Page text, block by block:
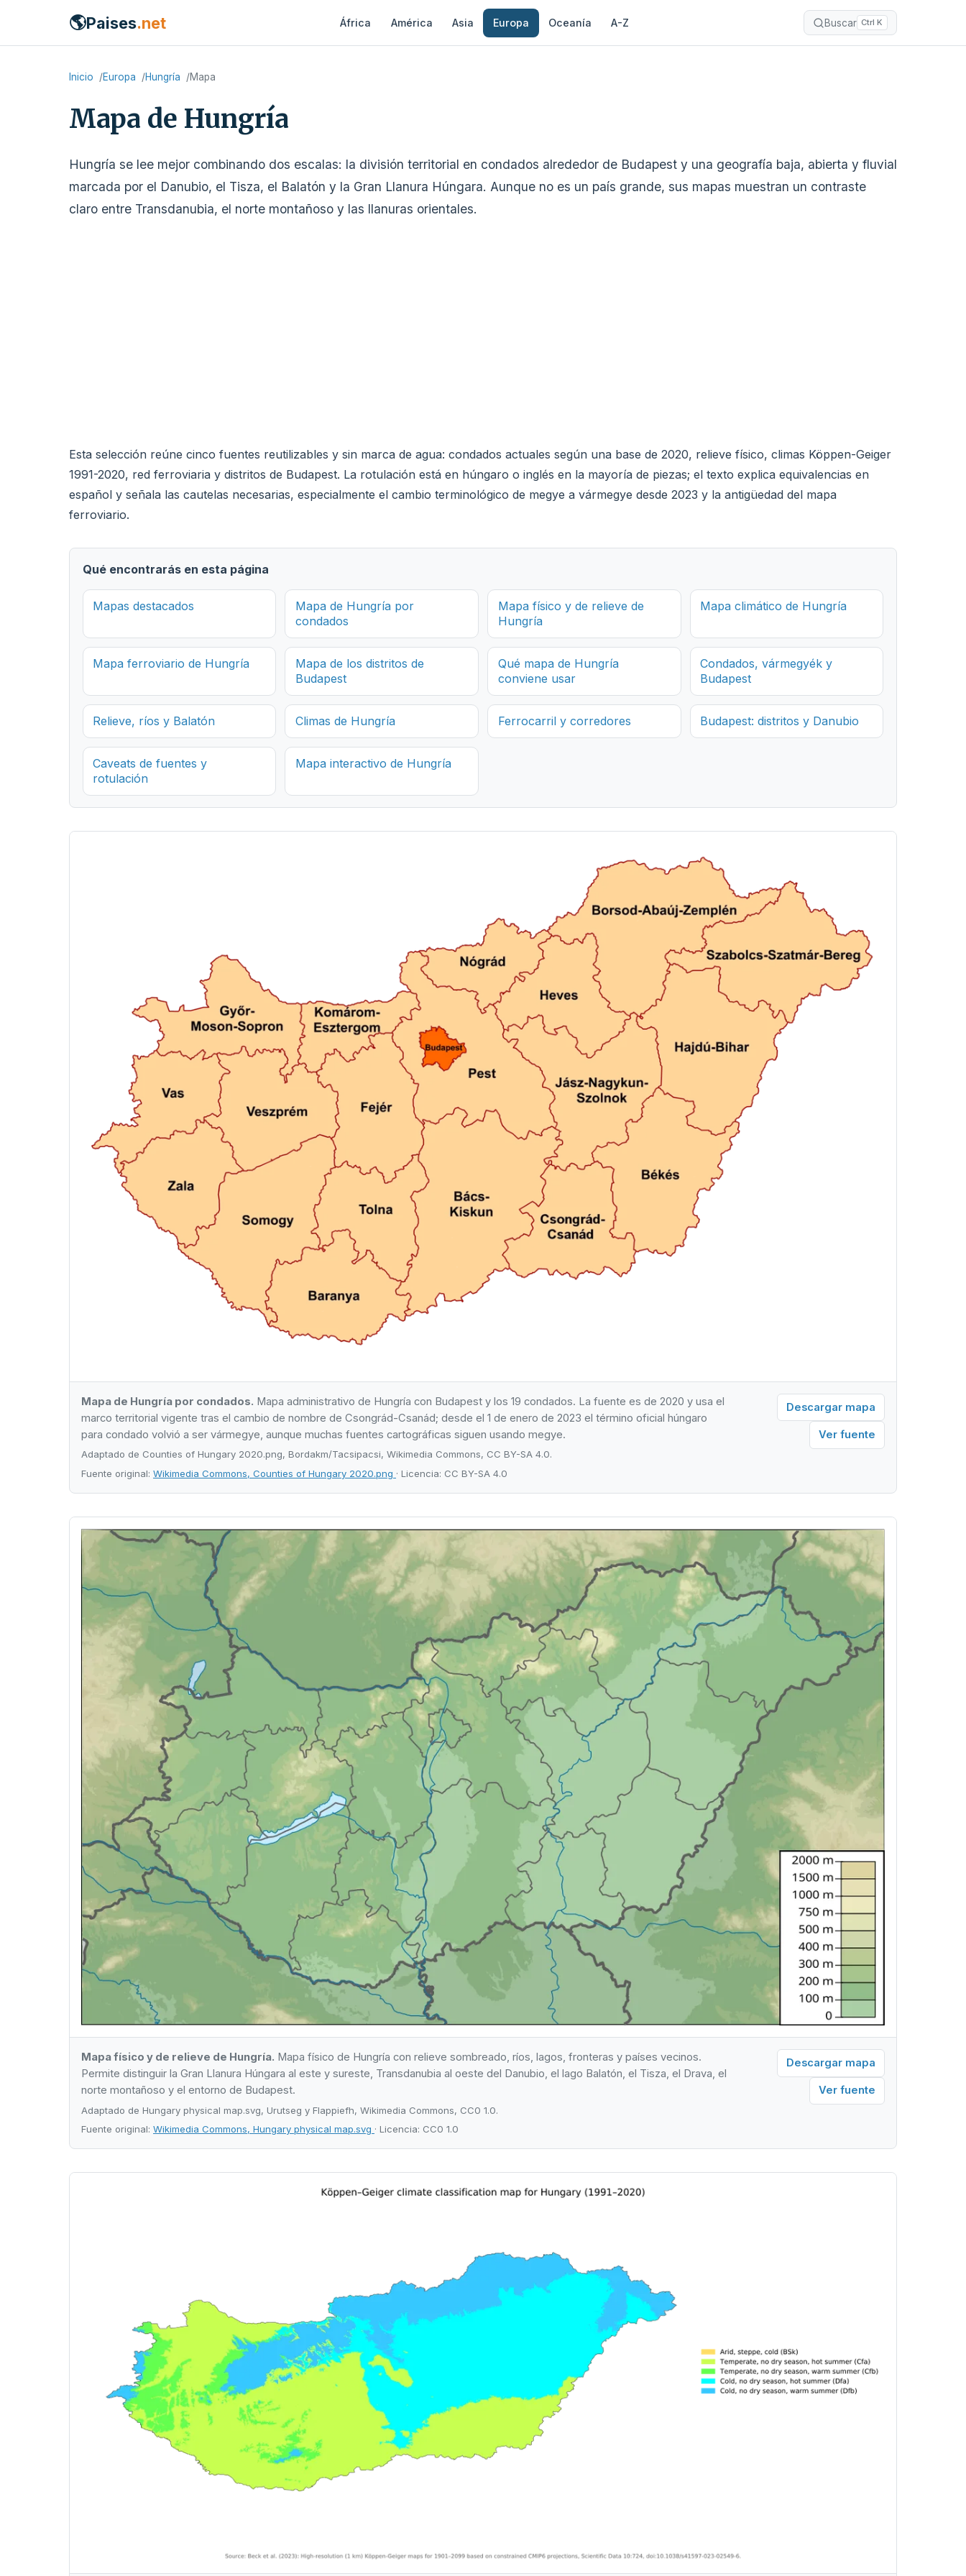
🌎Paises.net África América Asia Europa Oceanía A-Z Buscar Ctrl K
Inicio Europa Hungría Mapa
Mapa de Hungría
Hungría se lee mejor combinando dos escalas: la división territorial en condados alrededor de Budapest y una geografía baja, abierta y fluvial
marcada por el Danubio, el Tisza, el Balatón y la Gran Llanura Húngara. Aunque no es un país grande, sus mapas muestran un contraste
claro entre Transdanubia, el norte montañoso y las llanuras orientales.
Esta selección reúne cinco fuentes reutilizables y sin marca de agua: condados actuales según una base de 2020, relieve físico, climas Köppen-Geiger
1991-2020, red ferroviaria y distritos de Budapest. La rotulación está en húngaro o inglés en la mayoría de piezas; el texto explica equivalencias en
español y señala las cautelas necesarias, especialmente el cambio terminológico de megye a vármegye desde 2023 y la antigüedad del mapa
ferroviario.
Qué encontrarás en esta página
Mapas destacados
Mapa de Hungría por
condados
Mapa físico y de relieve de
Hungría
Mapa climático de Hungría
Mapa ferroviario de Hungría
Mapa de los distritos de
Budapest
Qué mapa de Hungría
conviene usar
Condados, vármegyék y
Budapest
Relieve, ríos y Balatón Climas de Hungría Ferrocarril y corredores Budapest: distritos y Danubio
Caveats de fuentes y
rotulación
Mapa interactivo de Hungría
Mapa de Hungría por condados. Mapa administrativo de Hungría con Budapest y los 19 condados. La fuente es de 2020 y usa el
marco territorial vigente tras el cambio de nombre de Csongrád-Csanád; desde el 1 de enero de 2023 el término oficial húngaro
para condado volvió a ser vármegye, aunque muchas fuentes cartográficas siguen usando megye.
Adaptado de Counties of Hungary 2020.png, Bordakm/Tacsipacsi, Wikimedia Commons, CC BY-SA 4.0.
Fuente original: Wikimedia Commons, Counties of Hungary 2020.png · Licencia: CC BY-SA 4.0
Descargar mapa
Ver fuente
Mapa físico y de relieve de Hungría. Mapa físico de Hungría con relieve sombreado, ríos, lagos, fronteras y países vecinos.
Permite distinguir la Gran Llanura Húngara al este y sureste, Transdanubia al oeste del Danubio, el lago Balatón, el Tisza, el Drava, el
norte montañoso y el entorno de Budapest.
Adaptado de Hungary physical map.svg, Urutseg y Flappiefh, Wikimedia Commons, CC0 1.0.
Fuente original: Wikimedia Commons, Hungary physical map.svg · Licencia: CC0 1.0
Descargar mapa
Ver fuente